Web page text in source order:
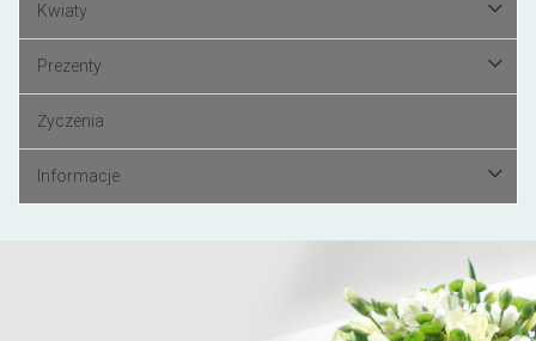
Kwiaty
Prezenty
Życzenia
Informacje